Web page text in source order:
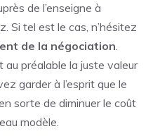
de l’enseigne à
Si tel est le cas, n’hésitez
de la négociation.
préalable la juste valeur
garder à l’esprit que le
sorte de diminuer le coût
modèle.